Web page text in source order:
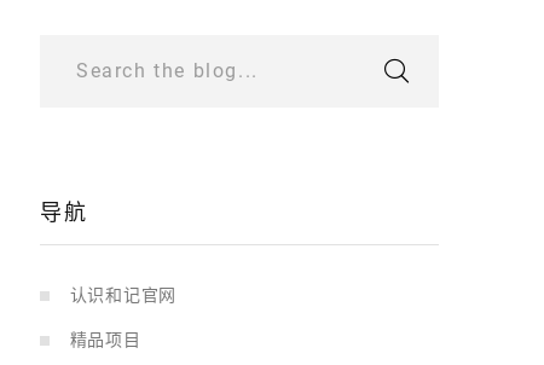
Search the blog...
导航
认识和记官网
精品项目